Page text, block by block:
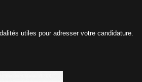
utiles pour adresser votre candidature.